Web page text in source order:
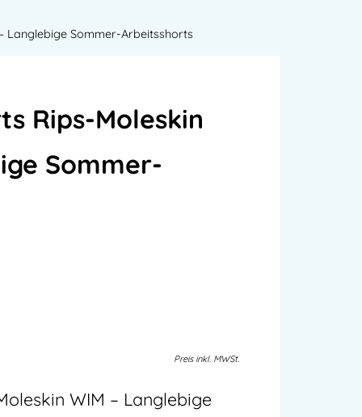
Langlebige Sommer-Arbeitsshorts
Rips-Moleskin
Sommer-
Preis inkl. MWSt.
WIM – Langlebige